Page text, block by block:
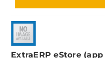
ExtraERP eStore